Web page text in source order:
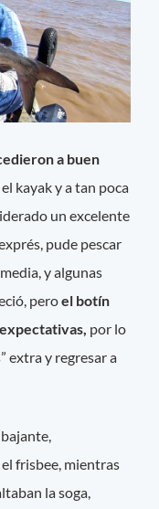
a buen
kayak y a tan poca
un excelente
pude pescar
y algunas
peroel botín
por lo
extra y regresar a
frisbee, mientras
la soga,